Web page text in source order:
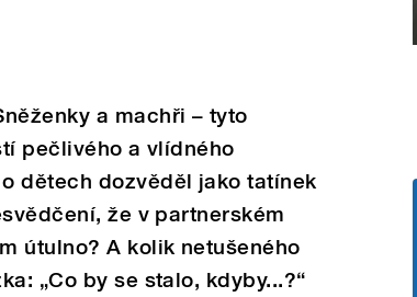
a machři – tyto
pečlivého a vlídného
dětech dozvěděl jako tatínek
že v partnerském
útulno? A kolik netušeného
„Co by se stalo, kdyby...?“